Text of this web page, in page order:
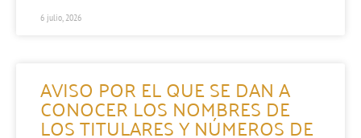
6 julio, 2026
AVISO POR EL QUE SE DAN A
CONOCER LOS NOMBRES DE
LOS TITULARES Y NÚMEROS DE